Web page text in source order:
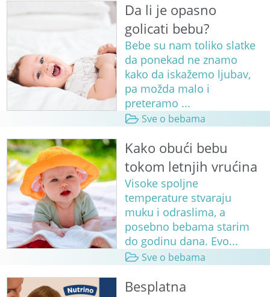
Da li je opasno
golicati bebu?
Bebe su nam toliko slatke
da ponekad ne znamo
kako da iskažemo ljubav,
pa možda malo i
preteramo ...
Sve o bebama
Kako obući bebu
tokom letnjih vrućina
Visoke spoljne
temperature stvaraju
muku i odraslima, a
posebno bebama starim
do godinu dana. Evo...
Sve o bebama
Besplatna